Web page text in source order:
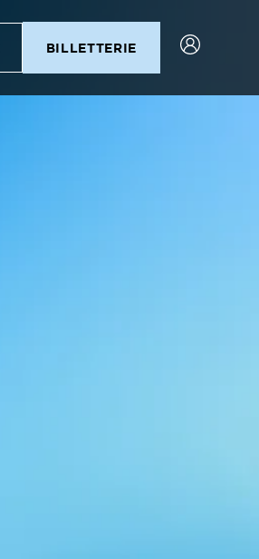
BILLETTERIE